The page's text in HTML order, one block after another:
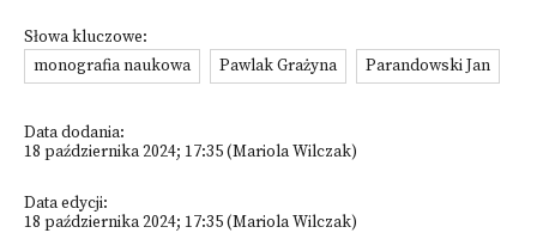
Słowa kluczowe:
monografia naukowa
Pawlak Grażyna Parandowski Jan
Data dodania:
18 października 2024; 17:35 (Mariola Wilczak)
Data edycji:
18 października 2024; 17:35 (Mariola Wilczak)